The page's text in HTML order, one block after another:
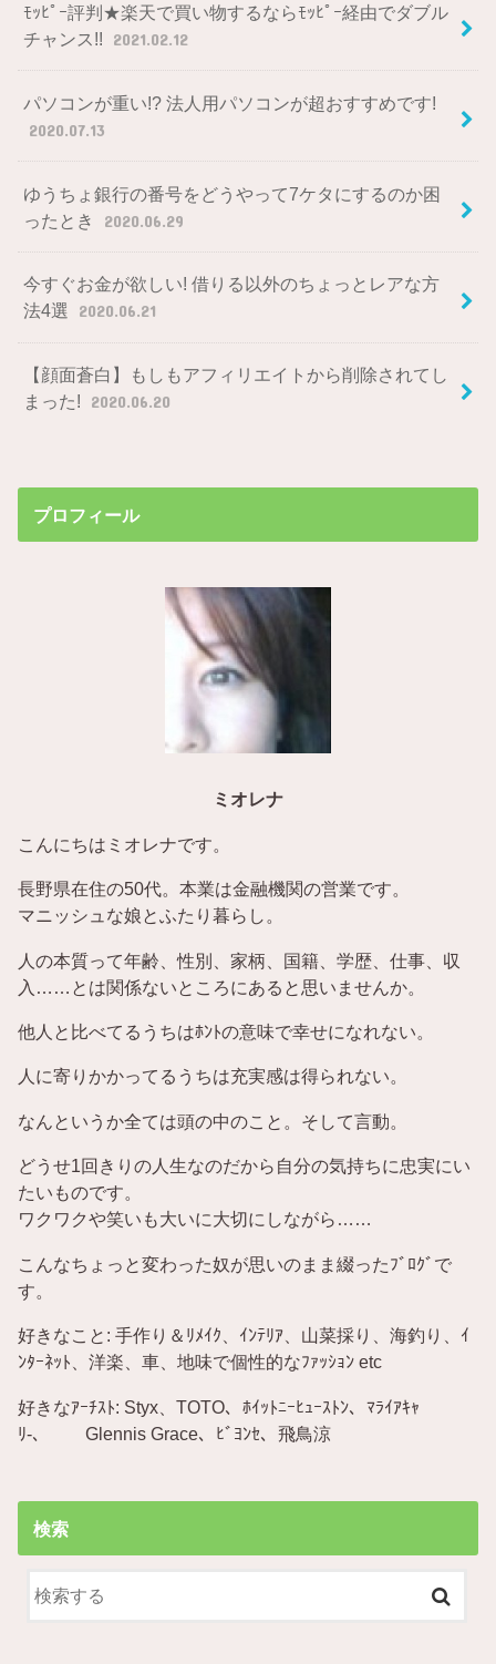
ﾓｯﾋﾟｰ評判★楽天で買い物するならﾓｯﾋﾟｰ経由でダブル
チャンス!!
2021.02.12
パソコンが重い!? 法人用パソコンが超おすすめです!
2020.07.13
ゆうちょ銀行の番号をどうやって7ケタにするのか困
ったとき
2020.06.29
今すぐお金が欲しい! 借りる以外のちょっとレアな方
法4選
2020.06.21
【顔面蒼白】もしもアフィリエイトから削除されてし
まった!
2020.06.20
プロフィール
ミオレナ
こんにちはミオレナです。
長野県在住の50代。本業は金融機関の営業です。
マニッシュな娘とふたり暮らし。
人の本質って年齢、性別、家柄、国籍、学歴、仕事、収
入……とは関係ないところにあると思いませんか。
他人と比べてるうちはﾎﾝﾄの意味で幸せになれない。
人に寄りかかってるうちは充実感は得られない。
なんというか全ては頭の中のこと。そして言動。
どうせ1回きりの人生なのだから自分の気持ちに忠実にい
たいものです。
ワクワクや笑いも大いに大切にしながら……
こんなちょっと変わった奴が思いのまま綴ったﾌﾞﾛｸﾞで
す。
好きなこと: 手作り＆ﾘﾒｲｸ、ｲﾝﾃﾘｱ、山菜採り、海釣り、ｲ
ﾝﾀｰﾈｯﾄ、洋楽、車、地味で個性的なﾌｧｯｼｮﾝ etc
好きなｱｰﾁｽﾄ: Styx、TOTO、ﾎｲｯﾄﾆｰﾋｭｰｽﾄﾝ、ﾏﾗｲｱｷｬ
ﾘ-、 Glennis Grace、ﾋﾞﾖﾝｾ、飛鳥涼
検索